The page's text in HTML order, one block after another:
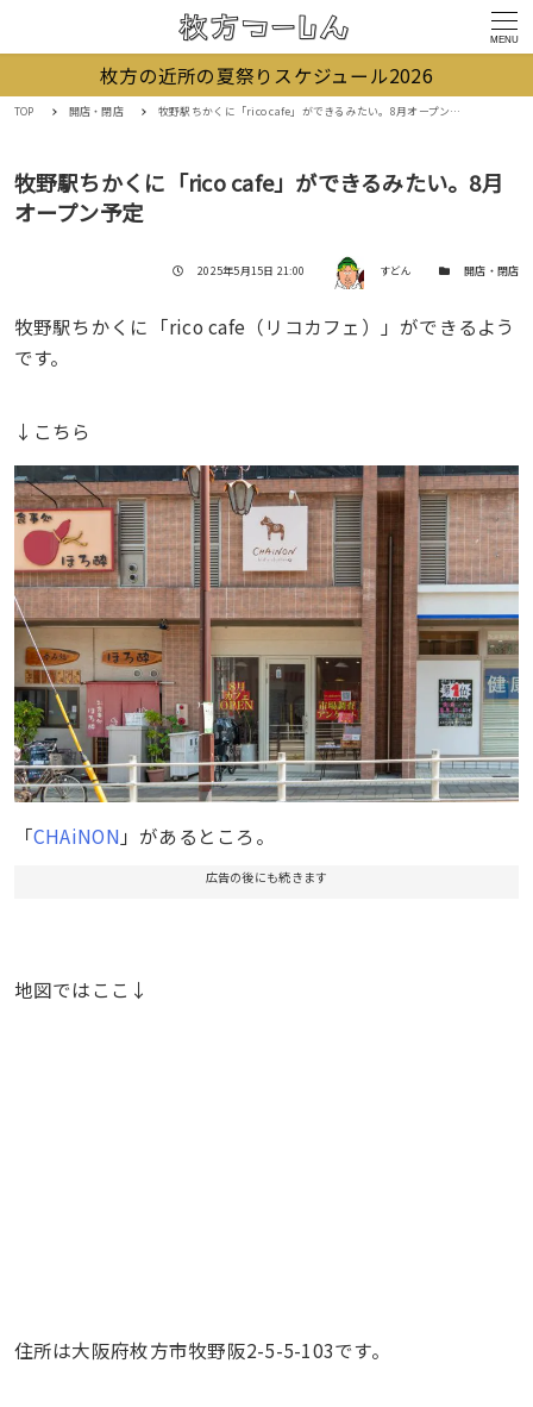
MENU
枚方の近所の夏祭りスケジュール2026
TOP 開店・閉店 牧野駅ちかくに「rico cafe」ができるみたい。8月オープン予定
牧野駅ちかくに「rico cafe」ができるみたい。8月
オープン予定
投稿日
2025年5月15日 21:00 著者 すどん カテゴリー開店・閉店
牧野駅ちかくに「rico cafe（リコカフェ）」ができるよう
です。
↓こちら
「CHAiNON 」があるところ。
広告の後にも続きます
地図ではここ↓
住所は大阪府枚方市牧野阪2-5-5-103です。